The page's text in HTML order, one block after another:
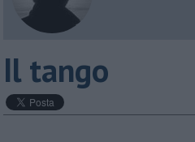
Il tango